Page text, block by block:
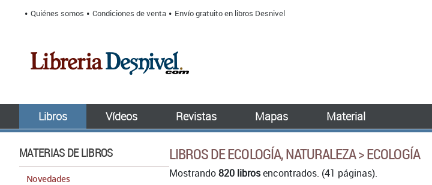
Quiénes somos Condiciones de venta Envío gratuito en libros Desnivel
Libros Vídeos Revistas Mapas Material
MATERIAS DE LIBROS
Novedades
LIBROS DE ECOLOGÍA, NATURALEZA > ECOLOGÍA
Mostrando820 librosencontrados. (41 páginas).